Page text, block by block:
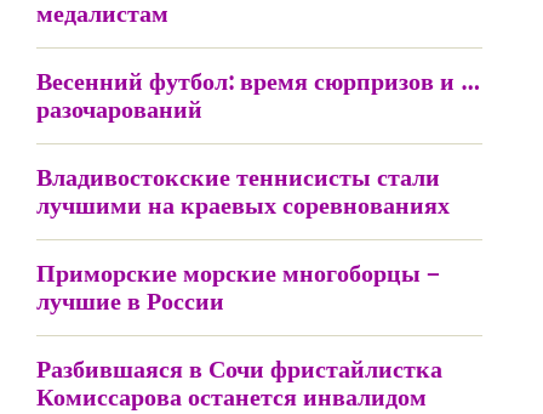
медалистам
Весенний футбол: время сюрпризов и …
разочарований
Владивостокские теннисисты стали
лучшими на краевых соревнованиях
Приморские морские многоборцы –
лучшие в России
Разбившаяся в Сочи фристайлистка
Комиссарова останется инвалидом